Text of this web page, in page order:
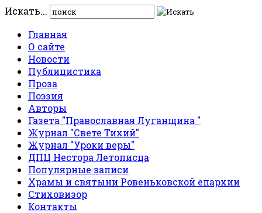
Искать...
Главная
О сайте
Новости
Публицистика
Проза
Поэзия
Авторы
Газета "Православная Луганщина "
Журнал "Свете Тихий"
Журнал "Уроки веры"
ДПЦ Нестора Летописца
Популярные записи
Храмы и святыни Ровеньковской епархии
Стиховизор
Контакты